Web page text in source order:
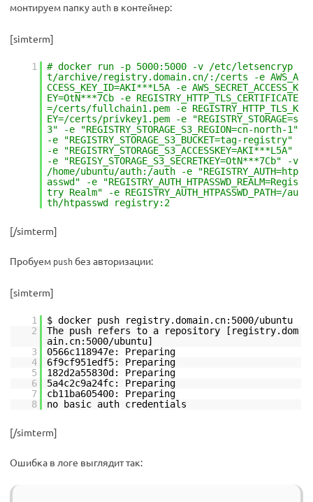
монтируем папку auth в контейнер:
[simterm]
1
# docker run -p 5000:5000 -v /etc/letsencryp
t/archive/registry.domain.cn/:/certs -e AWS_A
CCESS_KEY_ID=AKI***L5A -e AWS_SECRET_ACCESS_K
EY=OtN***7Cb -e REGISTRY_HTTP_TLS_CERTIFICATE
=/certs/fullchain1.pem -e REGISTRY_HTTP_TLS_K
EY=/certs/privkey1.pem -e "REGISTRY_STORAGE=s
3" -e "REGISTRY_STORAGE_S3_REGION=cn-north-1"
-e "REGISTRY_STORAGE_S3_BUCKET=tag-registry"
-e "REGISTRY_STORAGE_S3_ACCESSKEY=AKI***L5A"
-e "REGISY_STORAGE_S3_SECRETKEY=OtN***7Cb" -v
/home/ubuntu/auth:/auth -e "REGISTRY_AUTH=htp
asswd" -e "REGISTRY_AUTH_HTPASSWD_REALM=Regis
try Realm" -e REGISTRY_AUTH_HTPASSWD_PATH=/au
th/htpasswd registry:2
[/simterm]
Пробуем push без авторизации:
[simterm]
1
$ docker push registry.domain.cn:5000/ubuntu
2
The push refers to a repository [registry.dom
ain.cn:5000/ubuntu]
3
0566c118947e: Preparing
4
6f9cf951edf5: Preparing
5
182d2a55830d: Preparing
6
5a4c2c9a24fc: Preparing
7
cb11ba605400: Preparing
8
no basic auth credentials
[/simterm]
Ошибка в логе выглядит так: